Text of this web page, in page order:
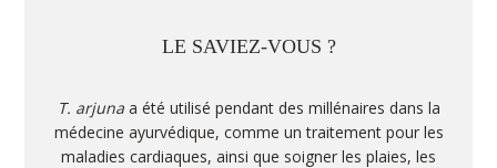
LE SAVIEZ-VOUS ?
T. arjunaa été utilisé pendant des millénaires dans la
médecine ayurvédique, comme un traitement pour les
maladies cardiaques, ainsi que soigner les plaies, les